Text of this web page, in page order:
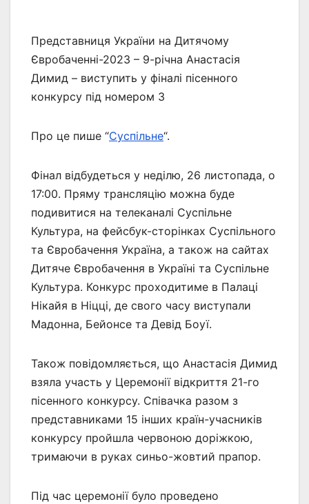
Представниця України на Дитячому
Євробаченні-2023 – 9-річна Анастасія
Димид – виступить у фіналі пісенного
конкурсу під номером 3
Про це пише “Суспільне“.
Фінал відбудеться у неділю, 26 листопада, о
17:00. Пряму трансляцію можна буде
подивитися на телеканалі Суспільне
Культура, на фейсбук-сторінках Суспільного
та Євробачення Україна, а також на сайтах
Дитяче Євробачення в Україні та Суспільне
Культура.​ Конкурс проходитиме в Палаці
Нікайя в Ніцці, де свого часу виступали
Мадонна, Бейонсе та Девід Боуї.
Також повідомляється, що Анастасія Димид
взяла участь у Церемонії відкриття 21-го
пісенного конкурсу. Співачка разом з
представниками 15 інших країн-учасників
конкурсу пройшла червоною доріжкою,
тримаючи в руках синьо-жовтий прапор.
Під час церемонії було проведено